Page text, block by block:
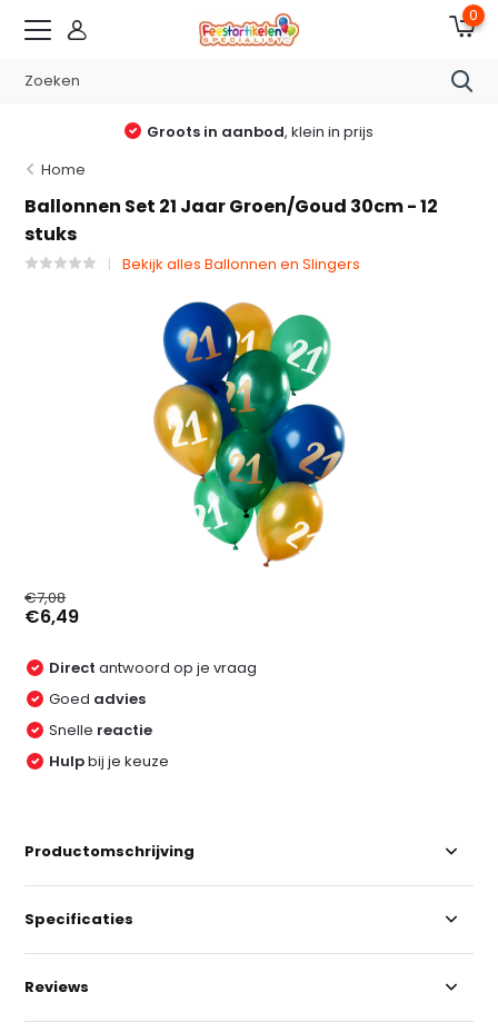
0
Groots in aanbod, klein in prijs
Home
Ballonnen Set 21 Jaar Groen/Goud 30cm - 12
stuks
Bekijk alles Ballonnen en Slingers
€7,08
€6,49
Direct antwoord op je vraag
Goed advies
Snelle reactie
Hulpbij je keuze
Productomschrijving
Specificaties
Reviews